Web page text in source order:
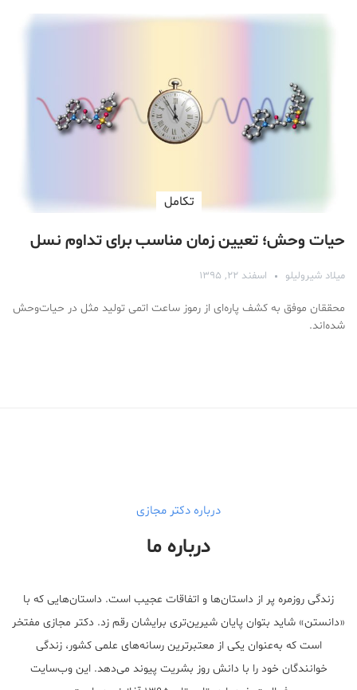
تكامل
حیات وحش؛ تعیین زمان مناسب برای تداوم نسل
میلاد شیرولیلو اسفند ۲۲, ۱۳۹۵
محققان موفق به کشف پاره‌ای از رموز ساعت اتمی تولید مثل در حیات‌وحش
شده‌اند.
درباره دکتر مجازی
درباره ما
زندگی روزمره پر از داستان‌ها و اتفاقات عجیب است. داستان‌هایی که با
«دانستن» شاید بتوان پایان شیرین‌تری برایشان رقم زد. دکتر مجازی مفتخر
است که به‌عنوان یکی از معتبر‌ترین رسانه‌های علمی کشور، زندگی
خوانندگان خود را با دانش روز بشریت پیوند می‌دهد. این وب‌سایت